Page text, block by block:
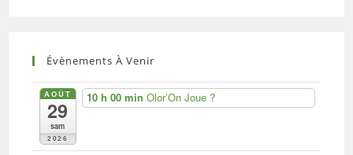
Évènements À Venir
AOÛT
29
sam
2026
10 h 00 min Olor’On Joue ?